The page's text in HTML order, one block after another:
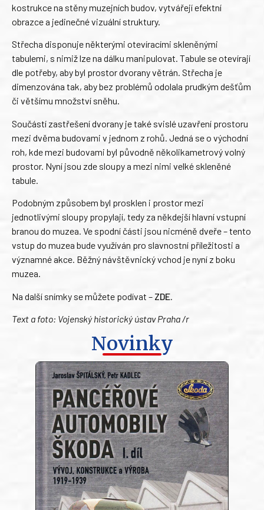
kostrukce na stěny muzejních budov, vytvářejí efektní
obrazce a jedinečné vizuální struktury.
Střecha disponuje některými otevíracími skleněnými
tabulemi, s nimiž lze na dálku manipulovat. Tabule se otevírají
dle potřeby, aby byl prostor dvorany větrán. Střecha je
dimenzována tak, aby bez problémů odolala prudkým dešťům
či většímu množství sněhu.
Součástí zastřešení dvorany je také svislé uzavření prostoru
mezi dvěma budovami v jednom z rohů. Jedná se o východní
roh, kde mezi budovami byl původně několikametrový volný
prostor. Nyní jsou zde sloupy a mezi nimi velké skleněné
tabule.
Podobným způsobem byl prosklen i prostor mezi
jednotlivými sloupy propylají, tedy za někdejší hlavní vstupní
branou do muzea. Ve spodní části jsou nicméně dveře – tento
vstup do muzea bude využíván pro slavnostní příležitosti a
významné akce. Běžný návštěvnický vchod je nyní z boku
muzea.
Na další snímky se můžete podívat – ZDE
Text a foto: Vojenský historický ústav Praha /r
Novinky